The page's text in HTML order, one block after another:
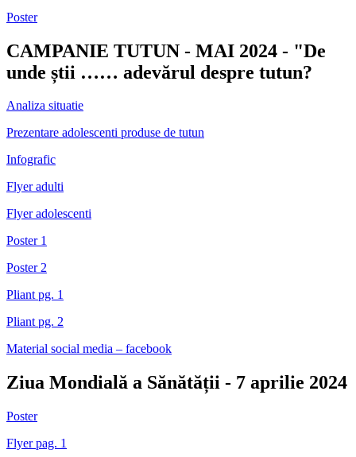
Poster
CAMPANIE TUTUN - MAI 2024 - "De
unde știi …… adevărul despre tutun?
Analiza situatie
Prezentare adolescenti produse de tutun
Infografic
Flyer adulti
Flyer adolescenti
Poster 1
Poster 2
Pliant pg. 1
Pliant pg. 2
Material social media – facebook
Ziua Mondială a Sănătății - 7 aprilie 2024
Poster
Flyer pag. 1